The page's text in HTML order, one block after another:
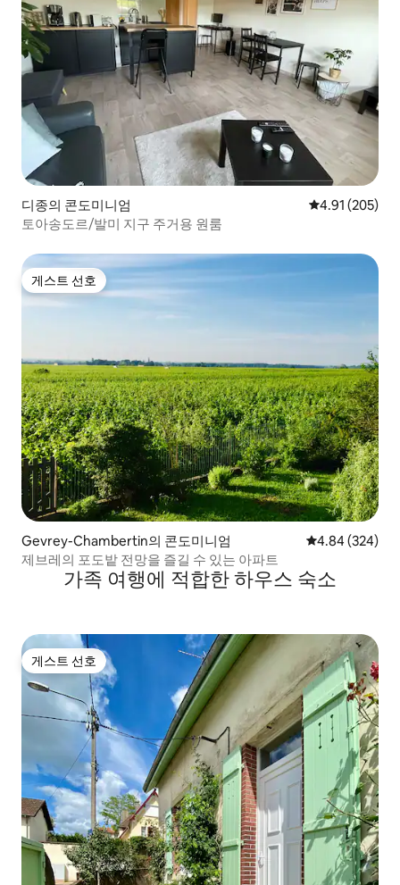
디종의 콘도미니엄 평점 4.91점(5
4.91 (205)
토아송도르/발미 지구 주거용 원룸
게스트 선호
게스트 선호
Gevrey-Chambertin의 콘도미니엄 평점 4.84점(5
4.84 (324)
제브레의 포도밭 전망을 즐길 수 있는 아파트
가족 여행에 적합한 하우스 숙소
게스트 선호
게스트 선호